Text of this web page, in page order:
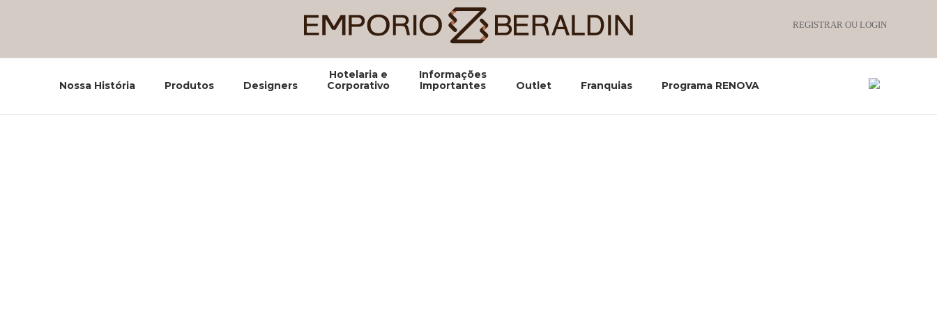
REGISTRAR OU LOGIN
Nossa História Produtos Designers
Hotelaria e
Corporativo
Informações
Importantes
Outlet Franquias Programa RENOVA